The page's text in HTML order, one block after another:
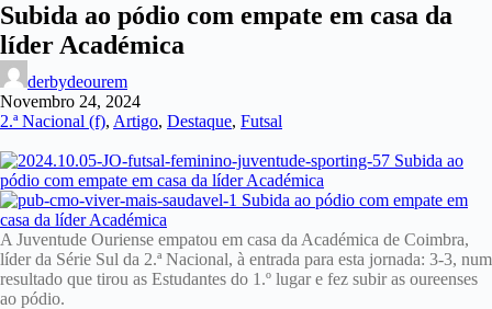
Subida ao pódio com empate em casa da
líder Académica
derbydeourem
Novembro 24, 2024
2.ª Nacional (f), Artigo, Destaque, Futsal
A Juventude Ouriense empatou em casa da Académica de Coimbra,
líder da Série Sul da 2.ª Nacional, à entrada para esta jornada: 3-3, num
resultado que tirou as Estudantes do 1.º lugar e fez subir as oureenses
ao pódio.